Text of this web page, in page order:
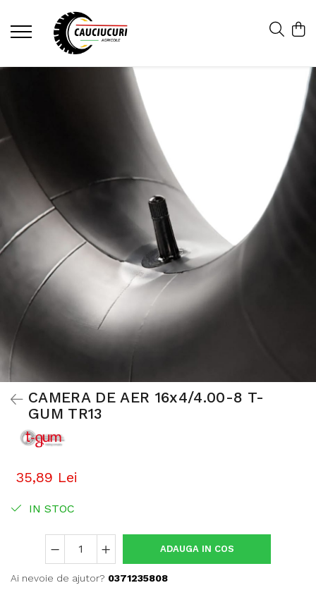
CAMERA DE AER 16x4/4.00-8 T-
GUM TR13
35,89 Lei
IN STOC
ADAUGA IN COS
Ai nevoie de ajutor? 0371235808